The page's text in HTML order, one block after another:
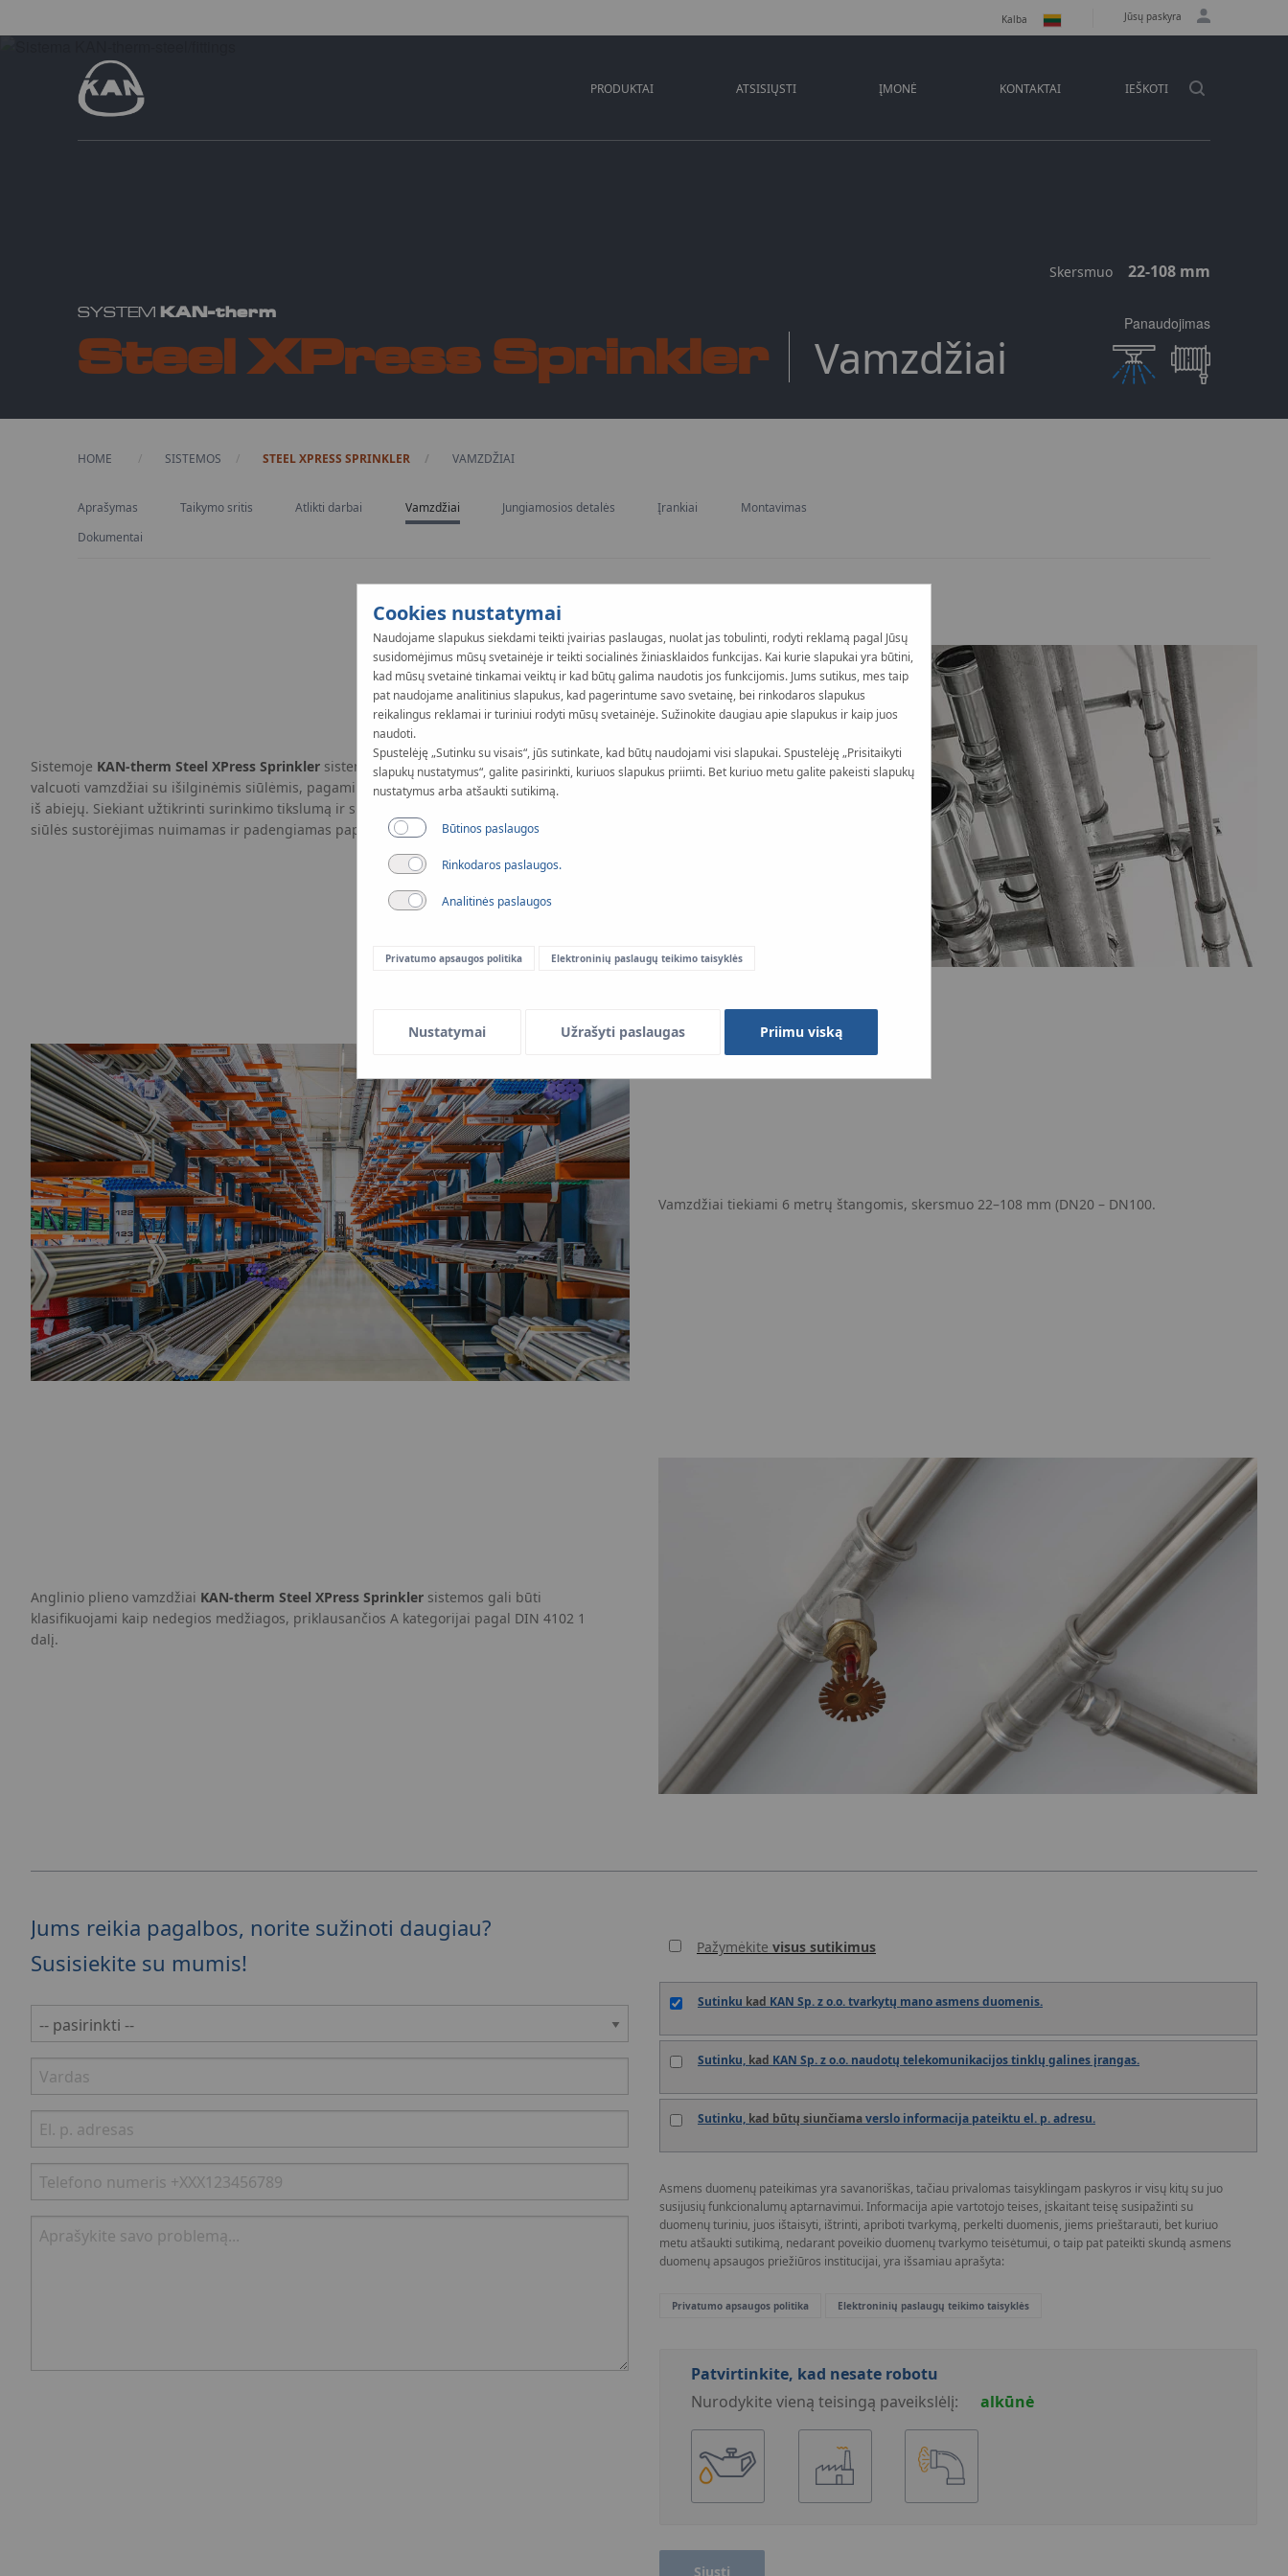
Kalba Jūsų paskyra
PRODUKTAI ATSISIŲSTI ĮMONĖ KONTAKTAI IEŠKOTI
SYSTEM KAN-therm
Steel XPress Sprinkler Vamzdžiai
Skersmuo 22-108 mm
Panaudojimas
HOME SISTEMOS STEEL XPRESS SPRINKLER CURRENT:
VAMZDŽIAI
Aprašymas Taikymo sritis Atlikti darbai Vamzdžiai Jungiamosios detalės Įrankiai
Montavimas
Dokumentai
Sistemoje KAN‑therm Steel XPress Sprinkler sistemoje buvo panaudoti tikslūs šaltai
valcuoti vamzdžiai su išilginėmis siūlėmis, pagaminti iš RSt 34-2 anglinio plieno, cinkuoti
iš abiejų. Siekiant užtikrinti surinkimo tikslumą ir sistemos ilgaamžiškumą, suvirinimo
siūlės sustorėjimas nuimamas ir padengiamas papildomu cinko sluoksniu.
Vamzdžiai tiekiami 6 metrų štangomis, skersmuo 22–108 mm (DN20 – DN100.
Anglinio plieno vamzdžiai KAN-therm Steel XPress Sprinkler sistemos gali būti
klasifikuojami kaip nedegios medžiagos, priklausančios A kategorijai pagal DIN 4102 1
dalį.
Jums reikia pagalbos, norite sužinoti daugiau?
Susisiekite su mumis!
Pažymėkite visus sutikimus
Sutinku kad KAN Sp. z o.o. tvarkytų mano asmens duomenis.
Sutinku, kad KAN Sp. z o.o. naudotų telekomunikacijos tinklų galines įrangas.
Sutinku, kad būtų siunčiamaverslo informacija pateiktu el. p. adresu.
Asmens duomenų pateikimas yra savanoriškas, tačiau privalomas taisyklingam paskyros ir visų kitų su juo
susijusių funkcionalumų aptarnavimui. Informacija apie vartotojo teises, įskaitant teisę susipažinti su
duomenų turiniu, juos ištaisyti, ištrinti, apriboti tvarkymą, perkelti duomenis, jiems prieštarauti, bet kuriuo
metu atšaukti sutikimą, nedarant poveikio duomenų tvarkymo teisėtumui, o taip pat pateikti skundą asmens
duomenų apsaugos priežiūros institucijai, yra išsamiau aprašyta:
Privatumo apsaugos politika Elektroninių paslaugų teikimo taisyklės
Patvirtinkite, kad nesate robotu
Nurodykite vieną teisingą paveikslėlį:
alkūnė
Siųsti
Cookies nustatymai
Naudojame slapukus siekdami teikti įvairias paslaugas, nuolat jas tobulinti, rodyti reklamą pagal Jūsų
susidomėjimus mūsų svetainėje ir teikti socialinės žiniasklaidos funkcijas. Kai kurie slapukai yra būtini,
kad mūsų svetainė tinkamai veiktų ir kad būtų galima naudotis jos funkcijomis. Jums sutikus, mes taip
pat naudojame analitinius slapukus, kad pagerintume savo svetainę, bei rinkodaros slapukus
reikalingus reklamai ir turiniui rodyti mūsų svetainėje. Sužinokite daugiau apie slapukus ir kaip juos
naudoti.
Spustelėję „Sutinku su visais“, jūs sutinkate, kad būtų naudojami visi slapukai. Spustelėję „Prisitaikyti
slapukų nustatymus“, galite pasirinkti, kuriuos slapukus priimti. Bet kuriuo metu galite pakeisti slapukų
nustatymus arba atšaukti sutikimą.
Būtinos paslaugos
Rinkodaros paslaugos.
Analitinės paslaugos
Privatumo apsaugos politika Elektroninių paslaugų teikimo taisyklės
Nustatymai Užrašyti paslaugas Priimu viską